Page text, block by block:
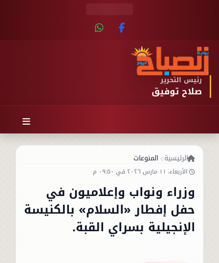
رئيس التحرير
صلاح توفيق
الرئيسية المنوعات
الأربعاء، ١١ مارس ٢٠٢٦ في ٠٩:٥٠ م
وزراء ونواب وإعلاميون في
حفل إفطار «السلام» بالكنيسة
الإنجيلية بسراي القبة.